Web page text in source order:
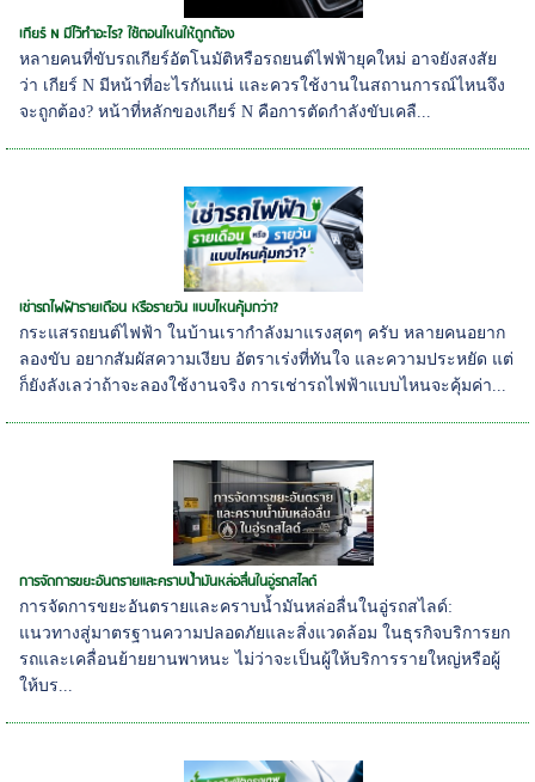
เกียร์ N มีไว้ทำอะไร? ใช้ตอนไหนให้ถูกต้อง
หลายคนที่ขับรถเกียร์อัตโนมัติหรือรถยนต์ไฟฟ้ายุคใหม่ อาจยังสงสัย
ว่า เกียร์ N มีหน้าที่อะไรกันแน่ และควรใช้งานในสถานการณ์ไหนจึง
จะถูกต้อง? หน้าที่หลักของเกียร์ N คือการตัดกำลังขับเคลื...
เช่ารถไฟฟ้ารายเดือน หรือรายวัน แบบไหนคุ้มกว่า?
กระแสรถยนต์ไฟฟ้า ในบ้านเรากำลังมาแรงสุดๆ ครับ หลายคนอยาก
ลองขับ อยากสัมผัสความเงียบ อัตราเร่งที่ทันใจ และความประหยัด แต่
ก็ยังลังเลว่าถ้าจะลองใช้งานจริง การเช่ารถไฟฟ้าแบบไหนจะคุ้มค่า...
การจัดการขยะอันตรายและคราบน้ำมันหล่อลื่นในอู่รถสไลด์
การจัดการขยะอันตรายและคราบน้ำมันหล่อลื่นในอู่รถสไลด์:
แนวทางสู่มาตรฐานความปลอดภัยและสิ่งแวดล้อม ในธุรกิจบริการยก
รถและเคลื่อนย้ายยานพาหนะ ไม่ว่าจะเป็นผู้ให้บริการรายใหญ่หรือผู้
ให้บร...